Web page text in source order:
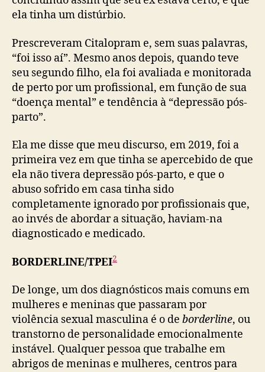
ela tinha um distúrbio.
Prescreveram Citalopram e, sem suas palavras,
“foi isso aí”. Mesmo anos depois, quando teve
seu segundo filho, ela foi avaliada e monitorada
de perto por um profissional, em função de sua
“doença mental” e tendência à “depressão pós-
parto”.
Ela me disse que meu discurso, em 2019, foi a
primeira vez em que tinha se apercebido de que
ela não tivera depressão pós-parto, e que o
abuso sofrido em casa tinha sido
completamente ignorado por profissionais que,
ao invés de abordar a situação, haviam-na
diagnosticado e medicado.
BORDERLINE/TPEI2
De longe, um dos diagnósticos mais comuns em
mulheres e meninas que passaram por
violência sexual masculina é o de borderline, ou
transtorno de personalidade emocionalmente
instável. Qualquer pessoa que trabalhe em
abrigos de meninas e mulheres, centros para